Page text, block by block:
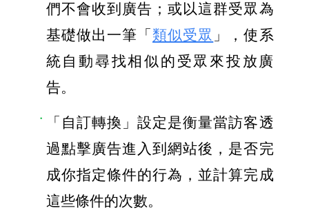
們不會收到廣告；或以這群受眾為
基礎做出一筆「 類似受眾 」，使系
統自動尋找相似的受眾來投放廣
告。
「自訂轉換」設定是衡量當訪客透
過點擊廣告進入到網站後，是否完
成你指定條件的行為，並計算完成
這些條件的次數。